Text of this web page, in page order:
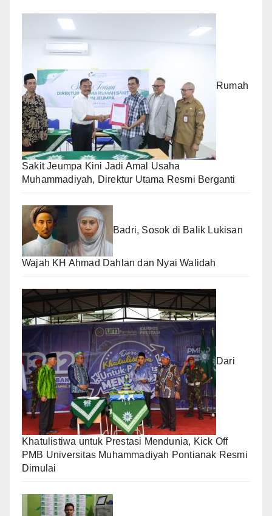
Rumah
Sakit Jeumpa Kini Jadi Amal Usaha
Muhammadiyah, Direktur Utama Resmi Berganti
Badri, Sosok di Balik Lukisan
Wajah KH Ahmad Dahlan dan Nyai Walidah
Dari
Khatulistiwa untuk Prestasi Mendunia, Kick Off
PMB Universitas Muhammadiyah Pontianak Resmi
Dimulai